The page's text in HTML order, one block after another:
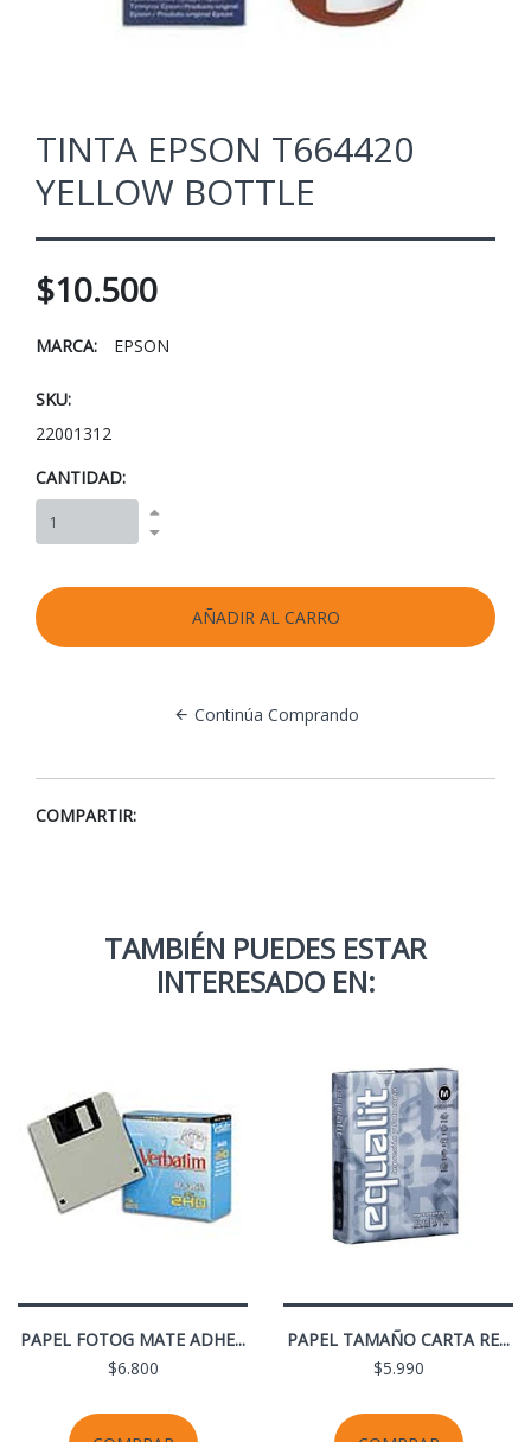
TINTA EPSON T664420
YELLOW BOTTLE
$10.500
MARCA: EPSON
SKU:
22001312
CANTIDAD:
Continúa Comprando
COMPARTIR:
TAMBIÉN PUEDES ESTAR
INTERESADO EN:
PAPEL FOTOG MATE ADHE...
$6.800
PAPEL TAMAÑO CARTA RE...
$5.990